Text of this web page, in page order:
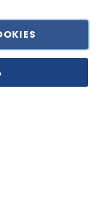
- C.F. 05834470634 -